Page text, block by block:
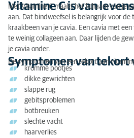
Symptomen van tekort
Gebitsproblemen door tekort
Wanneer heeft een cavia
In welke voeding zit
Vitamine C is van
Met Vitamine C maakt het lichaam van je
aan. Dat bindweefsel is belangrijk voor de
kraakbeen van je cavia. Een cavia met
te weinig collageen aan. Daar lijden de
je cavia onder.
Symptomen van tekort
De symptomen van een tekort aan
kromme pootjes
dikke gewrichten
slappe rug
gebitsproblemen
botbreuken
slechte vacht
haarverlies